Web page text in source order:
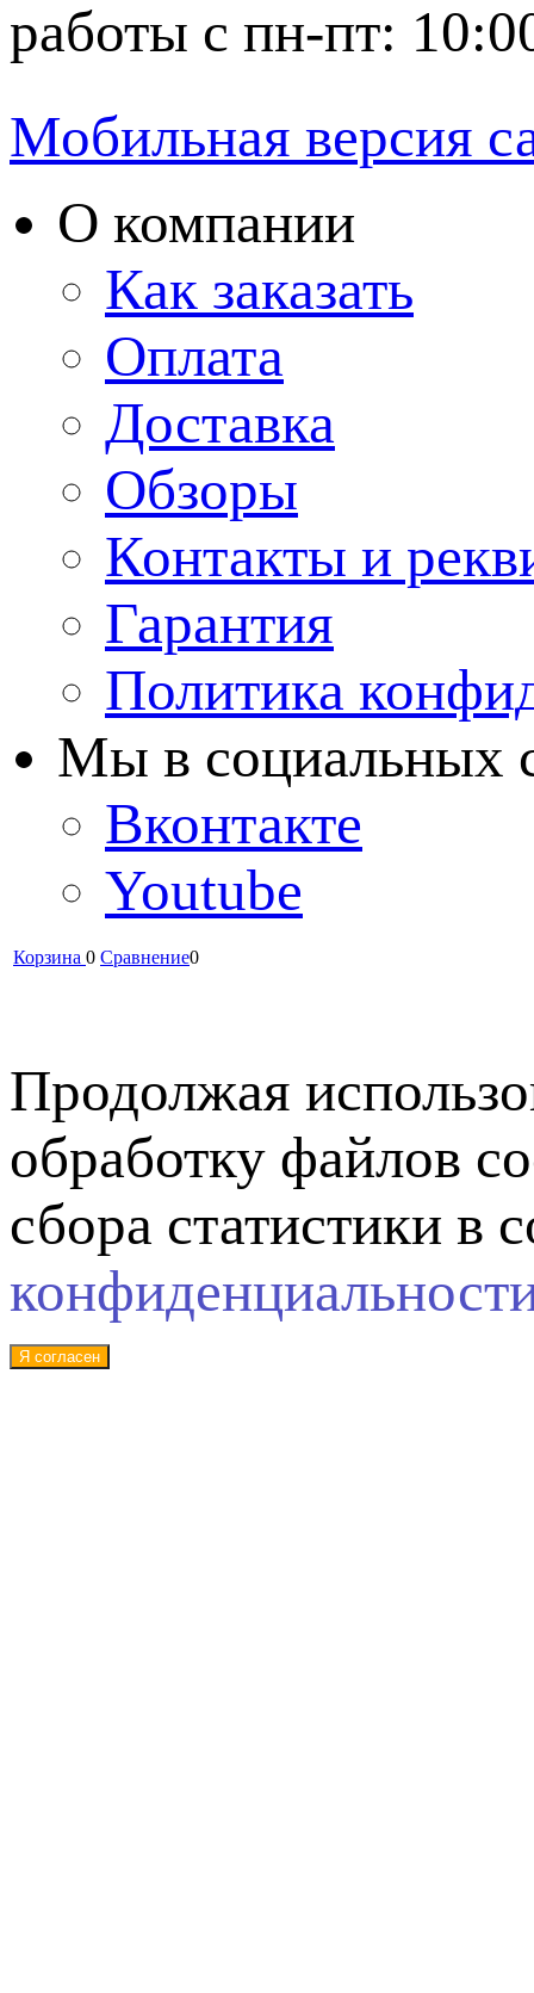
работы с пн-пт:
Мобильная версия
О компании
Как заказать
Оплата
Доставка
Обзоры
Контакты и
Гарантия
Политика
Мы в cоциальных
Вконтакте
Youtube
Корзина 0 Сравнение0
Продолжая
обработку файлов
сбора статистики в
Я согласен